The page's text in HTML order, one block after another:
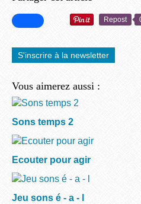
Repost
S'inscrire à la newsletter
Vous aimerez aussi :
Sons temps 2
Ecouter pour agir
Jeu sons é - a - l